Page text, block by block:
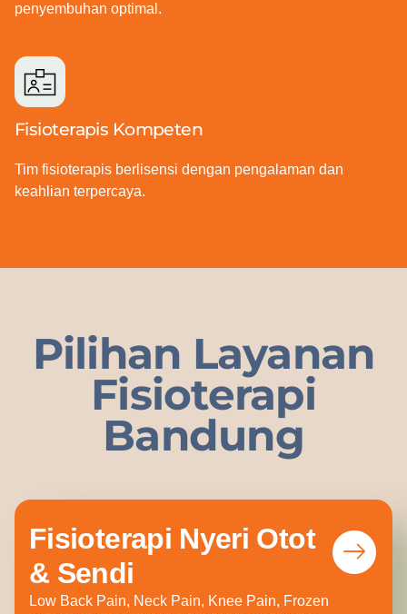
penyembuhan optimal.
Fisioterapis Kompeten
Tim fisioterapis berlisensi dengan pengalaman dan
keahlian terpercaya.
Pilihan Layanan
Fisioterapi
Bandung
Fisioterapi Nyeri Otot
& Sendi
Low Back Pain, Neck Pain, Knee Pain, Frozen